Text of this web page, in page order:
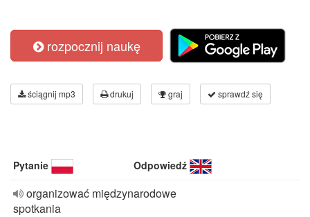
rozpocznij naukę
ściągnij mp3 drukuj graj sprawdź się
Pytanie Odpowiedź
organizować międzynarodowe
spotkania